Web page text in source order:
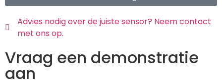
Advies nodig over de juiste sensor? Neem contact
met ons op.
Vraag een demonstratie
aan